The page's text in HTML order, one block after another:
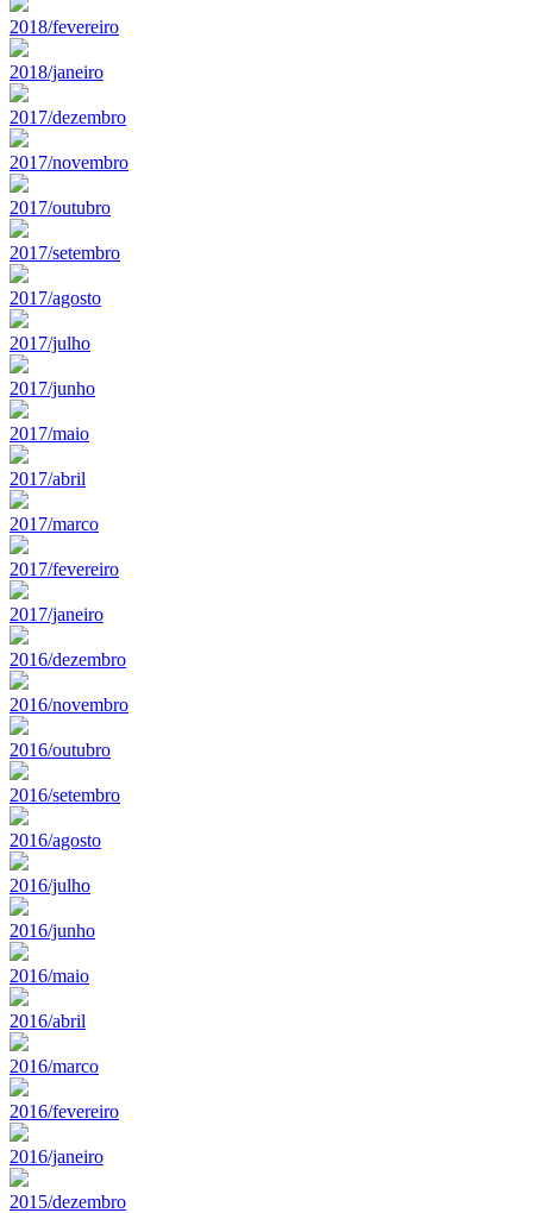
2018/fevereiro
2018/janeiro
2017/dezembro
2017/novembro
2017/outubro
2017/setembro
2017/agosto
2017/julho
2017/junho
2017/maio
2017/abril
2017/marco
2017/fevereiro
2017/janeiro
2016/dezembro
2016/novembro
2016/outubro
2016/setembro
2016/agosto
2016/julho
2016/junho
2016/maio
2016/abril
2016/marco
2016/fevereiro
2016/janeiro
2015/dezembro